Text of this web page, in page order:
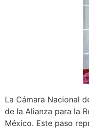
La Cámara Nacional
de la Alianza para la
México. Este paso